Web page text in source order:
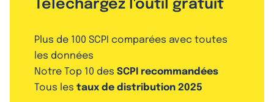
Téléchargez l'outil gratuit
Plus de 100 SCPI comparées avec toutes
les données
Notre Top 10 des SCPI recommandées
Tous les taux de distribution 2025